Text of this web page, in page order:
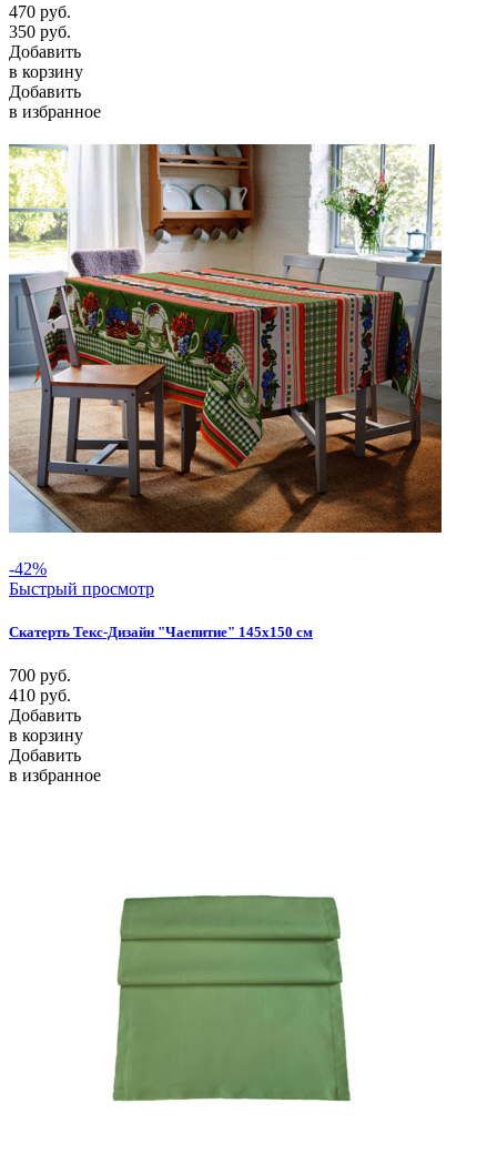
470 руб.
350 руб.
Добавить
в корзину
Добавить
в избранное
-42%
Быстрый просмотр
Скатерть Текс-Дизайн "Чаепитие" 145х150 см
700 руб.
410 руб.
Добавить
в корзину
Добавить
в избранное